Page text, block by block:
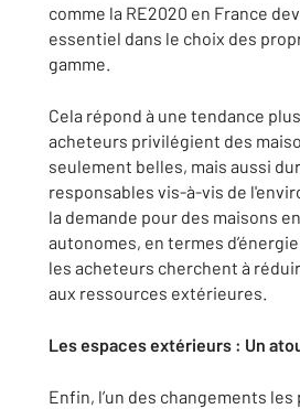
comme la RE2020 en France
essentiel dans le choix des
gamme.
Cela répond à une tendance
acheteurs privilégient des
seulement belles, mais aussi
responsables vis-à-vis de
la demande pour des maisons
autonomes, en termes
les acheteurs cherchent à
aux ressources extérieures.
Les espaces extérieurs : Un
Enfin, l’un des changements